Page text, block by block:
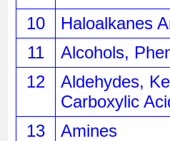
10
Haloalkanes
11
Alcohols,
12
Aldehydes,
Carboxylic
13
Amines